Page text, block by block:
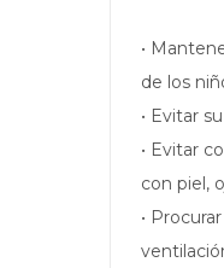
•
de los
• Evitar
• Evitar
con piel,
•